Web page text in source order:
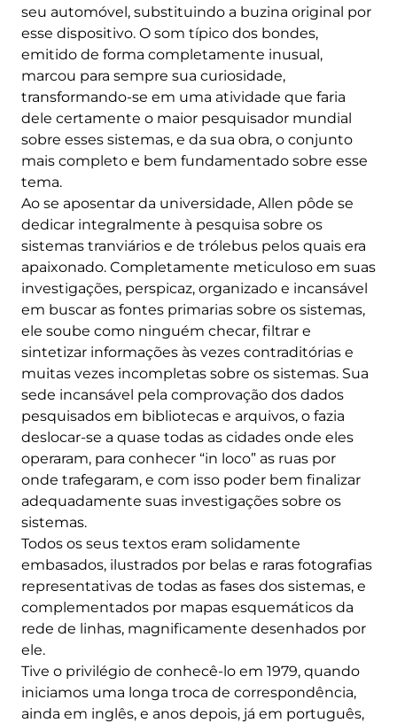
seu automóvel, substituindo a buzina original por
esse dispositivo. O som típico dos bondes,
emitido de forma completamente inusual,
marcou para sempre sua curiosidade,
transformando-se em uma atividade que faria
dele certamente o maior pesquisador mundial
sobre esses sistemas, e da sua obra, o conjunto
mais completo e bem fundamentado sobre esse
tema.
Ao se aposentar da universidade, Allen pôde se
dedicar integralmente à pesquisa sobre os
sistemas tranviários e de trólebus pelos quais era
apaixonado. Completamente meticuloso em suas
investigações, perspicaz, organizado e incansável
em buscar as fontes primarias sobre os sistemas,
ele soube como ninguém checar, filtrar e
sintetizar informações às vezes contraditórias e
muitas vezes incompletas sobre os sistemas. Sua
sede incansável pela comprovação dos dados
pesquisados em bibliotecas e arquivos, o fazia
deslocar-se a quase todas as cidades onde eles
operaram, para conhecer “in loco” as ruas por
onde trafegaram, e com isso poder bem finalizar
adequadamente suas investigações sobre os
sistemas.
Todos os seus textos eram solidamente
embasados, ilustrados por belas e raras fotografias
representativas de todas as fases dos sistemas, e
complementados por mapas esquemáticos da
rede de linhas, magnificamente desenhados por
ele.
Tive o privilégio de conhecê-lo em 1979, quando
iniciamos uma longa troca de correspondência,
ainda em inglês, e anos depois, já em português,